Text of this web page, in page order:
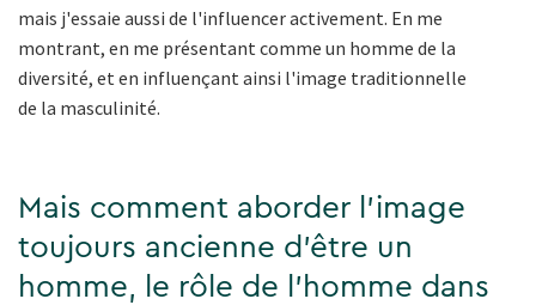
mais j'essaie aussi de l'influencer activement. En me
montrant, en me présentant comme un homme de la
diversité, et en influençant ainsi l'image traditionnelle
de la masculinité.
Mais comment aborder l'image
toujours ancienne d'être un
homme, le rôle de l'homme dans